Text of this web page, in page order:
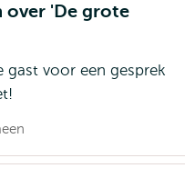
over 'De grote
gast voor een gesprek